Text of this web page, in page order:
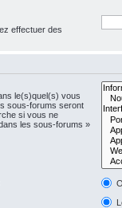
effectuer des
le(s)quel(s) vous
sous-forums seront
si vous ne
les sous-forums »